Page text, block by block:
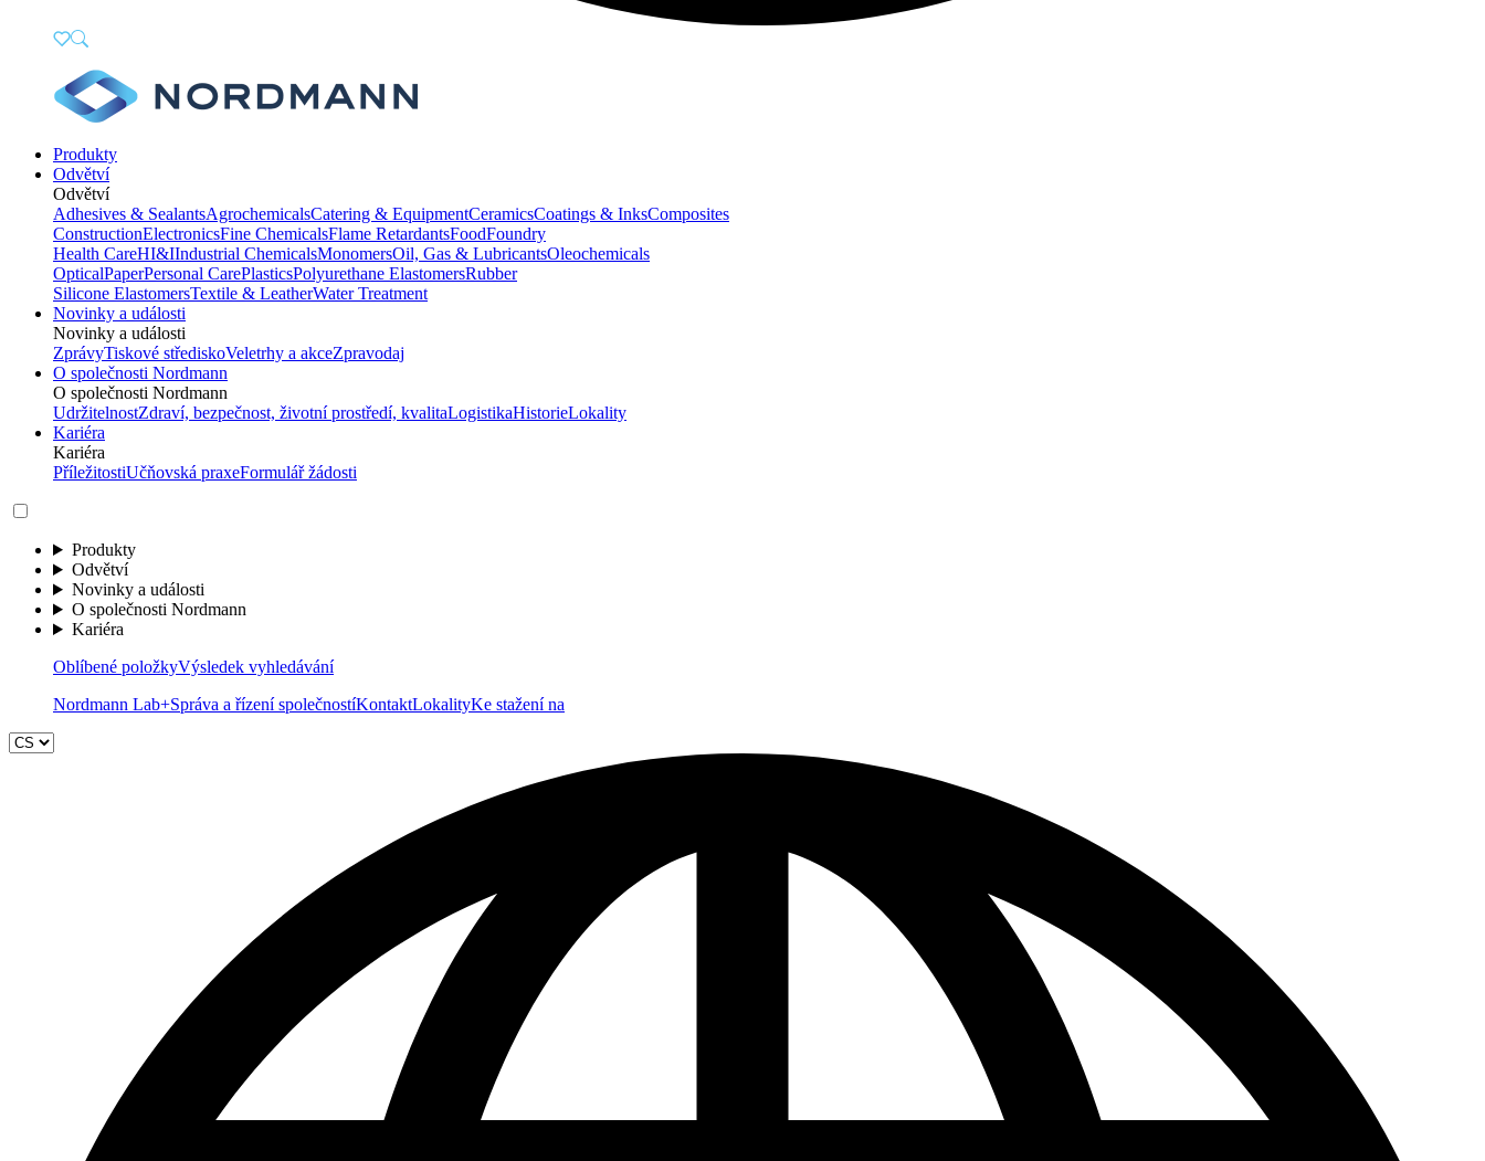
Produkty
Odvětví
Odvětví
Adhesives & SealantsAgrochemicalsCatering & EquipmentCeramicsCoatings & InksComposites
ConstructionElectronicsFine ChemicalsFlame RetardantsFoodFoundry
Health CareHI&IIndustrial ChemicalsMonomersOil, Gas & LubricantsOleochemicals
OpticalPaperPersonal CarePlasticsPolyurethane ElastomersRubber
Silicone ElastomersTextile & LeatherWater Treatment
Novinky a události
Novinky a události
ZprávyTiskové střediskoVeletrhy a akceZpravodaj
O společnosti Nordmann
O společnosti Nordmann
UdržitelnostZdraví, bezpečnost, životní prostředí, kvalitaLogistikaHistorieLokality
Kariéra
Kariéra
PříležitostiUčňovská praxeFormulář žádosti
Produkty
Odvětví
Novinky a události
O společnosti Nordmann
Kariéra
Oblíbené položkyVýsledek vyhledávání
Nordmann Lab+Správa a řízení společnostíKontaktLokalityKe stažení na